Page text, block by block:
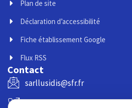
Plan de site
Déclaration d’accessibilité
Fiche établissement Google
Flux RSS
Contact
sarllusidis@sfr.fr
02 32 07 09 66